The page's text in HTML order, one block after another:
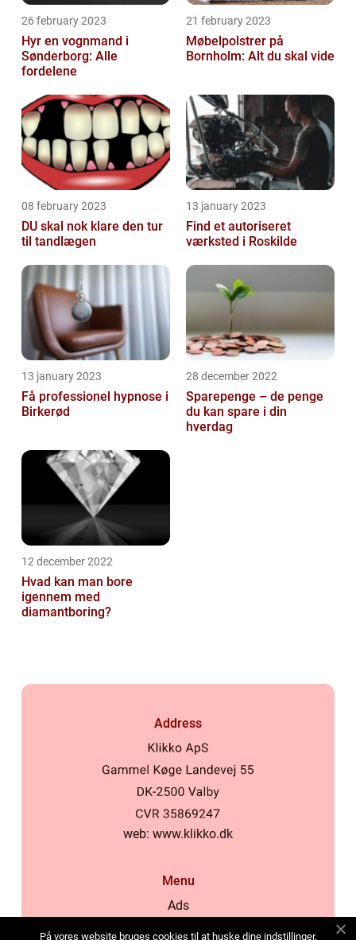
26 february 2023
Hyr en vognmand i
Sønderborg: Alle
fordelene
21 february 2023
Møbelpolstrer på
Bornholm: Alt du skal vide
08 february 2023
DU skal nok klare den tur
til tandlægen
13 january 2023
Find et autoriseret
værksted i Roskilde
13 january 2023
Få professionel hypnose i
Birkerød
28 december 2022
Sparepenge – de penge
du kan spare i din
hverdag
12 december 2022
Hvad kan man bore
igennem med
diamantboring?
Address
web: www.klikko.dk
Menu
Ads
På vores website bruges cookies til at huske dine indstillinger,